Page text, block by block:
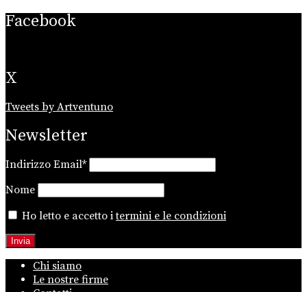
Facebook
X
Tweets by Artventuno
Newsletter
Indirizzo Email*
Nome
Ho letto e accetto itermini e le condizioni
Chi siamo
Le nostre firme